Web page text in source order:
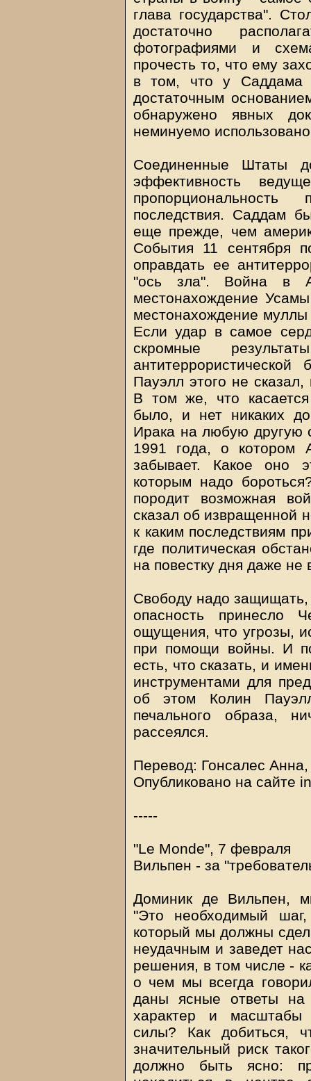
глава государства".
достаточно
фотографиями и
прочесть то, что ему
в том, что у Саддама
достаточным
обнаружено явных
неминуемо
Соединенные Штаты
эффективность
последствия. Саддам
еще прежде, чем
События 11 сентября
оправдать ее
"ось зла". Война в
местонахождение
местонахождение
Если удар в самое
скромные
Пауэлл этого не
В том же, что касается
было, и нет никаких
Ирака на любую другую
1991 года, о котором
забывает. Какое оно
которым надо
породит возможная
сказал об извращенной
к каким последствиям
где политическая
на повестку дня даже не
Свободу надо
опасность принесло
ощущения, что угрозы,
при помощи войны. И
есть, что сказать, и
инструментами для
об этом Колин
печального образа,
рассеялся.
Перевод: Гонсалес
Опубликовано на сайте
-----
"Le Monde", 7 февраля
Вильпен - за
Доминик де Вильпен,
"Это необходимый
который мы должны
неудачным и заведет
решения, в том числе -
о чем мы всегда
даны ясные ответы на
характер и масштабы
силы? Как добиться,
значительный риск
должно быть ясно: